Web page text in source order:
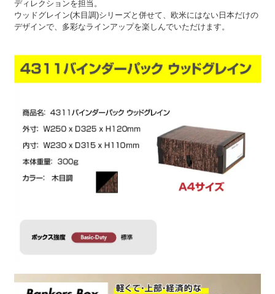
ディレクションを担当。
ウッドグレイン(木目調)シリーズと併せて、欧米にはない日本だけの
デザインで、多彩なラインアップを楽しんでいただけます。